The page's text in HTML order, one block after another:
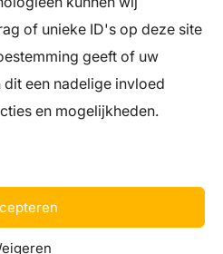
of unieke ID's op deze site
geeft of uw
een nadelige invloed
en mogelijkheden.
op werkdagen tussen 9 en 12
|Algemene voorwaarden